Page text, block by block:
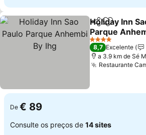
PartilharAdicionar
Holiday Inn
Parque
4 Estrelas
8,7 Excelente
a 3.9 km de Sé
Restaurante
De € 89
Consulte os preços de 14 sites